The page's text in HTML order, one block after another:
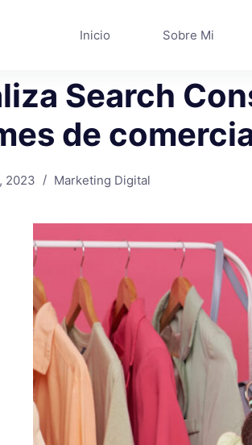
Inicio Sobre Mi
Search
de
2023 Marketing Digital